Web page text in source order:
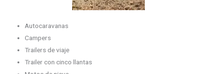
Autocaravanas
Campers
Trailers de viaje
Trailer con cinco llantas